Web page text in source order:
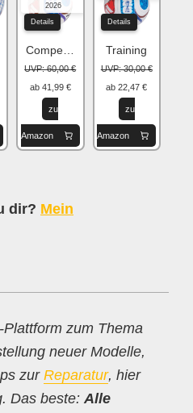
2026
Details
Competition
UVP: 60,00 €
ab 41,99 €
zu
Amazon
Details
Training
UVP: 30,00 €
ab 22,47 €
zu
Amazon
dir? Mein
zum Thema
neuer Modelle,
zurReparatur, hier
Das beste: Alle